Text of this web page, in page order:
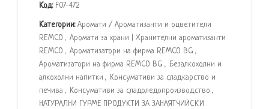
Код: F07-472
Категории: Аромати / Ароматизанти и оцветители
REMCO , Аромати за храни | Хранителни ароматизанти
REMCO , Ароматизатори на фирма REMCO BG ,
Ароматизатори на фирма REMCO BG , Безалкохолни и
алкохолни напитки , Консумативи за сладкарство и
печива , Консумативи за сладоледопроизводство ,
НАТУРАЛНИ ГУРМЕ ПРОДУКТИ ЗА ЗАНАЯТЧИЙСКИ